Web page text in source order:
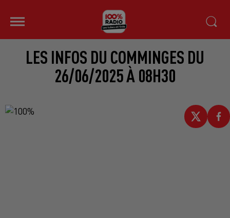
LES INFOS DU COMMINGES DU
26/06/2025 À 08H30